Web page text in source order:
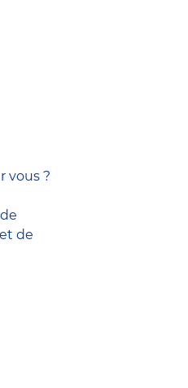
vous ?
de